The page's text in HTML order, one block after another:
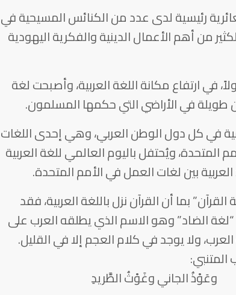
رئيسية لدى عدد من الكنائس المسيحية في
من أهم الأعمال الدينية والفكرية اليهودية
في ارتفاع مكانة اللغة العربية، وأصبحت لغة
طويلة في الأراضي التي حكمها المسلمون.
في كل دول الوطن العربي، وهي إحدى اللغات
ويُحتفل باليوم العالمي للغة العربية
بما أن القرآن نزل باللغة العربية، فقد
الضاد” وهو الاسم الذي يطلقه العرب على
ولا يوجد في كلام العجم إلا في القليل.
الجاني وغَوْثُ الطَّريدِ